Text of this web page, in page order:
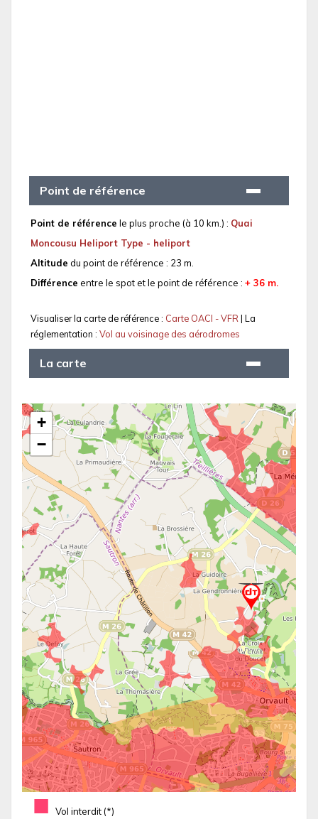
Point de référence
Point de référence le plus proche (à 10 km.) : Quai
Moncousu Heliport Type - heliport
Altitude du point de référence : 23 m.
Différence entre le spot et le point de référence : + 36 m.
Visualiser la carte de référence : Carte OACI - VFR| La
réglementation : Vol au voisinage des aérodromes
La carte
■ Vol interdit (*)